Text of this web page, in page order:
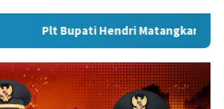
Gebyar Semarak Merah